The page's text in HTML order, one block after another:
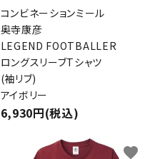
コンビネーションミール
奥寺康彦
LEGEND FOOTBALLER
ロングスリーブTシャツ
(袖リブ)
アイボリー
6,930円(税込)
favorite